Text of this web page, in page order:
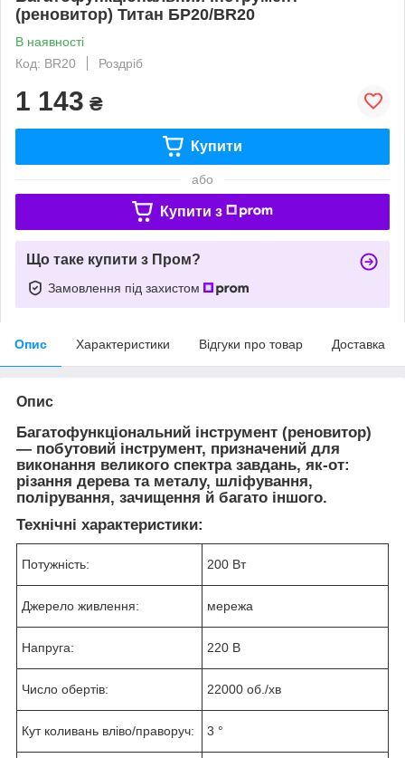
(реновитор) Титан БР20/BR20
В наявності
Код: BR20
Роздріб
1 143 ₴
Купити
або
Купити з
Що таке купити з Пром?
Замовлення під захистом
Опис Характеристики Відгуки про товар Доставка
Опис
Багатофункціональний інструмент (реновитор)
— побутовий інструмент, призначений для
виконання великого спектра завдань, як-от:
різання дерева та металу, шліфування,
полірування, зачищення й багато іншого.
Технічні характеристики:
Потужність: 200 Вт
Джерело живлення: мережа
Напруга: 220 В
Число обертів: 22000 об./хв
Кут коливань вліво/праворуч: 3 °